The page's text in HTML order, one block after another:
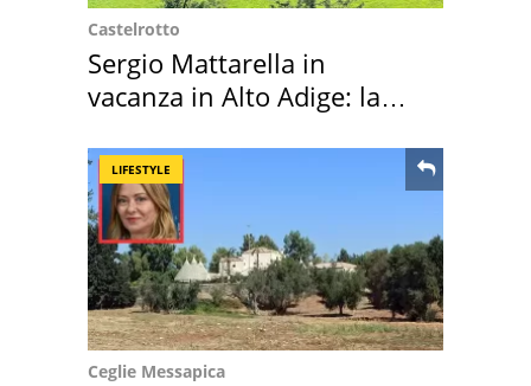
Castelrotto
Sergio Mattarella in
vacanza in Alto Adige: la
LIFESTYLE
Ceglie Messapica